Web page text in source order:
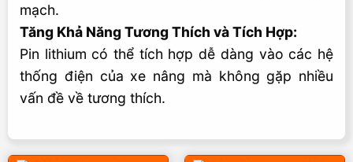
mạch.
Tăng Khả Năng Tương Thích và Tích Hợp:
Pin lithium có thể tích hợp dễ dàng vào các hệ
thống điện của xe nâng mà không gặp nhiều
vấn đề về tương thích.